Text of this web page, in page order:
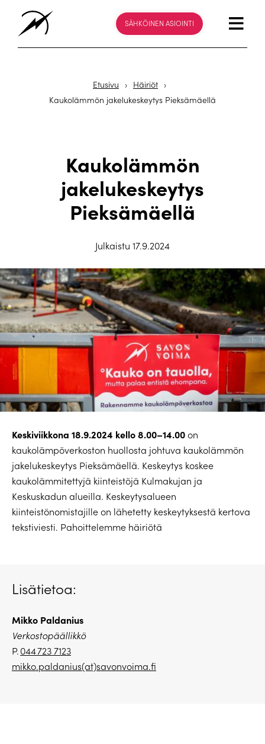
SÄHKÖINEN ASIOINTI
Etusivu › Häiriöt ›
Kaukolämmön jakelukeskeytys Pieksämäellä
Kaukolämmön
jakelukeskeytys
Pieksämäellä
Julkaistu 17.9.2024
Keskiviikkona 18.9.2024 kello 8.00–14.00on
kaukolämpöverkoston huollosta johtuva kaukolämmön
jakelukeskeytys Pieksämäellä. Keskeytys koskee
kaukolämmitettyjä kiinteistöjä Kulmakujan ja
Keskuskadun alueilla. Keskeytysalueen
kiinteistönomistajille on lähetetty keskeytyksestä kertova
tekstiviesti. Pahoittelemme häiriötä
Lisätietoa:
Mikko Paldanius
Verkostopäällikkö
P.044 723 7123
mikko.paldanius(at)savonvoima.fi